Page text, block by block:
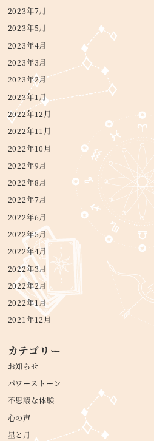
2023年7月
2023年5月
2023年4月
2023年3月
2023年2月
2023年1月
2022年12月
2022年11月
2022年10月
2022年9月
2022年8月
2022年7月
2022年6月
2022年5月
2022年4月
2022年3月
2022年2月
2022年1月
2021年12月
カテゴリー
お知らせ
パワーストーン
不思議な体験
心の声
星と月